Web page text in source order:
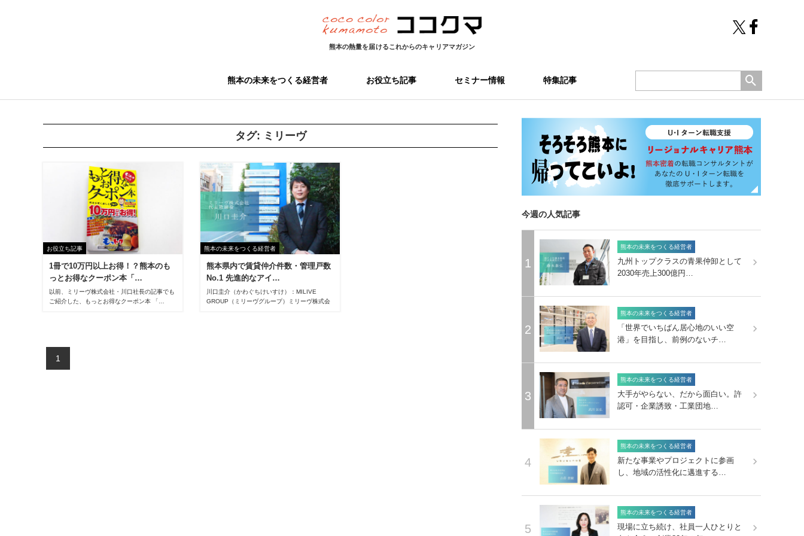
熊本の熱量を届けるこれからのキャリアマガジン
熊本の未来をつくる経営者 お役立ち記事 セミナー情報 特集記事
タグ: ミリーヴ
お役立ち記事
1冊で10万円以上お得！？熊本のも
っとお得なクーポン本「…
以前、ミリーヴ株式会社・川口社長の記事でも
ご紹介した、もっとお得なクーポン本 「…
熊本の未来をつくる経営者
熊本県内で賃貸仲介件数・管理戸数
No.1 先進的なアイ…
川口圭介（かわぐちけいすけ）：MILIVE
GROUP（ミリーヴグループ）ミリーヴ株式会
1
今週の人気記事
1
熊本の未来をつくる経営者
九州トップクラスの青果仲卸として
2030年売上300億円…
2
熊本の未来をつくる経営者
「世界でいちばん居心地のいい空
港」を目指し、前例のないチ…
3
熊本の未来をつくる経営者
大手がやらない、だから面白い。許
認可・企業誘致・工業団地…
4
熊本の未来をつくる経営者
新たな事業やプロジェクトに参画
し、地域の活性化に邁進する…
5
熊本の未来をつくる経営者
現場に立ち続け、社員一人ひとりと